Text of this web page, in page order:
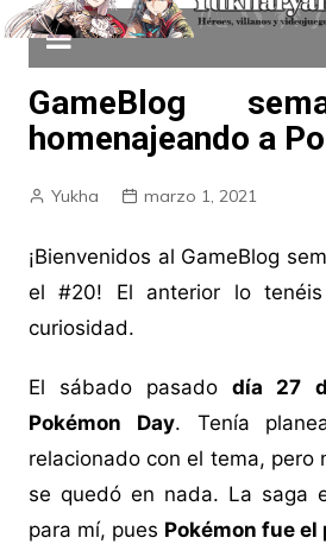
GameBlog
homenajeando a
Yukha marzo 1, 2021
¡Bienvenidos al GameBlog
el #20! El anterior lo tenéis
curiosidad.
El sábado pasadodía 27
Pokémon Day. Tenía
relacionado con el tema, pero
se quedó en nada. La saga
para mí, pues Pokémon fue